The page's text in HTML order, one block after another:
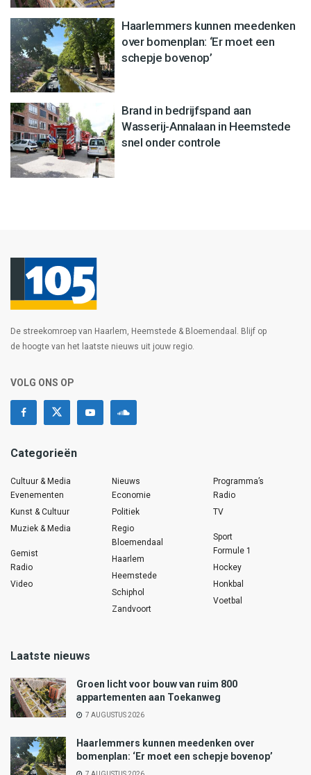
Haarlemmers kunnen meedenken
over bomenplan: ‘Er moet een
schepje bovenop’
Brand in bedrijfspand aan
Wasserij-Annalaan in Heemstede
snel onder controle
De streekomroep van Haarlem, Heemstede & Bloemendaal. Blijf op
de hoogte van het laatste nieuws uit jouw regio.
VOLG ONS OP
Categorieën
Cultuur & Media
Evenementen
Kunst & Cultuur
Muziek & Media
Gemist
Radio
Video
Nieuws
Economie
Politiek
Regio
Bloemendaal
Haarlem
Heemstede
Schiphol
Zandvoort
Programma’s
Radio
TV
Sport
Formule 1
Hockey
Honkbal
Voetbal
Laatste nieuws
Groen licht voor bouw van ruim 800
appartementen aan Toekanweg
7 AUGUSTUS 2026
Haarlemmers kunnen meedenken over
bomenplan: ‘Er moet een schepje bovenop’